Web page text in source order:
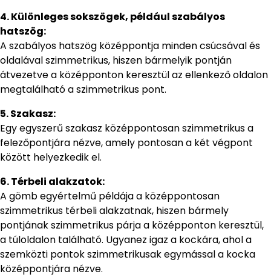
4. Különleges sokszögek, például szabályos
hatszög:
A szabályos hatszög középpontja minden csúcsával és
oldalával szimmetrikus, hiszen bármelyik pontján
átvezetve a középponton keresztül az ellenkező oldalon
megtalálható a szimmetrikus pont.
5. Szakasz:
Egy egyszerű szakasz középpontosan szimmetrikus a
felezőpontjára nézve, amely pontosan a két végpont
között helyezkedik el.
6. Térbeli alakzatok:
A gömb egyértelmű példája a középpontosan
szimmetrikus térbeli alakzatnak, hiszen bármely
pontjának szimmetrikus párja a középponton keresztül,
a túloldalon található. Ugyanez igaz a kockára, ahol a
szemközti pontok szimmetrikusak egymással a kocka
középpontjára nézve.